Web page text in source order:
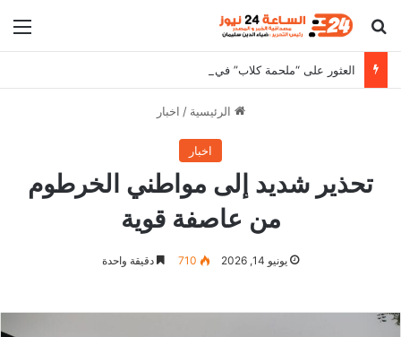
بحث عن
العثور على “ملحمة كلاب” في وادي حلفا يثير الجدل
الرئيسية / اخبار
اخبار
تحذير شديد إلى مواطني الخرطوم
من عاصفة قوية
يونيو 14, 2026 710 دقيقة واحدة